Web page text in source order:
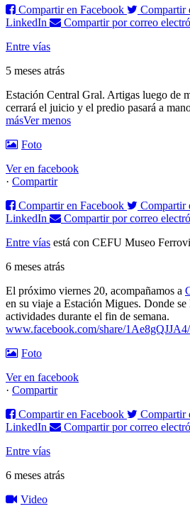
Compartir en Facebook
Compartir
LinkedIn
Compartir por correo
Entre vías
5 meses atrás
Estación Central Gral. Artigas luego de
cerrará el juicio y el predio pasará a
másVer menos
Foto
Ver en facebook
· Compartir
Compartir en Facebook
Compartir
LinkedIn
Compartir por correo
Entre vías está con CEFU Museo
6 meses atrás
El próximo viernes 20, acompañamos a
en su viaje a Estación Migues. Donde
actividades durante el fin de semana.
www.facebook.com/share/1Ae8gQJJA4/
Foto
Ver en facebook
· Compartir
Compartir en Facebook
Compartir
LinkedIn
Compartir por correo
Entre vías
6 meses atrás
Video